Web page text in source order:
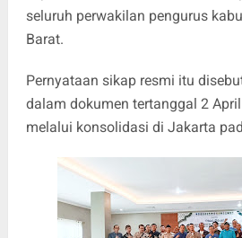
seluruh perwakilan pengurus
Barat.
Pernyataan sikap resmi itu
dalam dokumen tertanggal 2
melalui konsolidasi di Jakarta